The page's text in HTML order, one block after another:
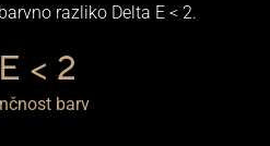
razliko Delta E < 2.
< 2
barv